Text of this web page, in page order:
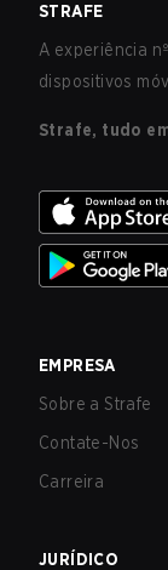
STRAFE
A experiência
dispositivos
Strafe, tudo
EMPRESA
Sobre a Strafe
Contate-Nos
Carreira
JURÍDICO